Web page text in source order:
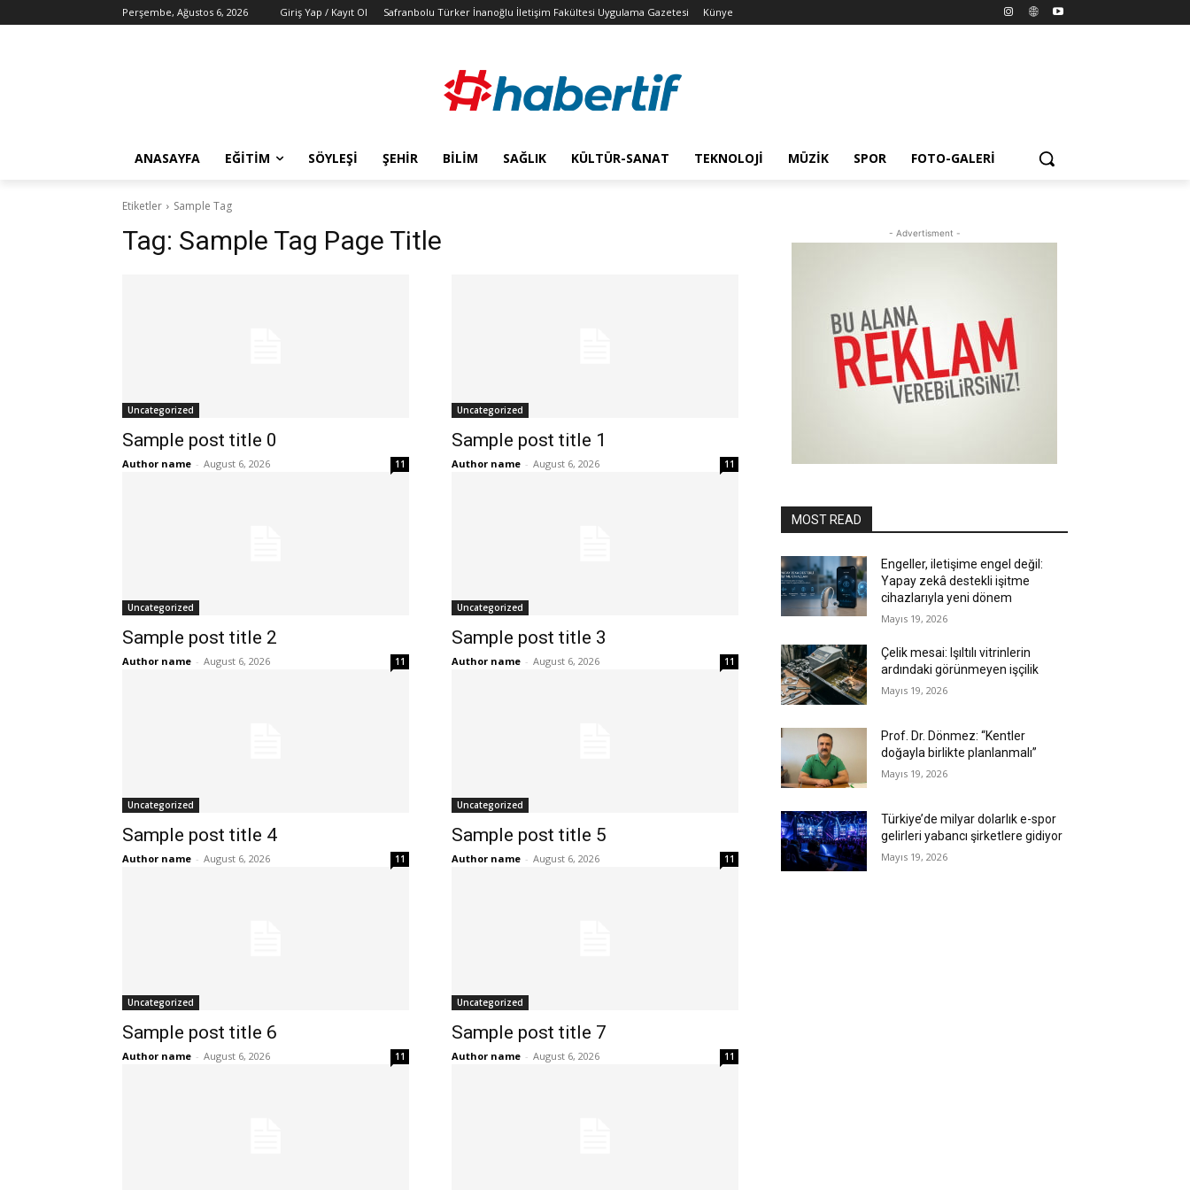
Perşembe, Ağustos 6, 2026 Giriş Yap / Kayıt Ol Safranbolu Türker İnanoğlu İletişim Fakültesi Uygulama Gazetesi Künye
ANASAYFA EĞITIM SÖYLEŞI ŞEHIR BILIM SAĞLIK KÜLTÜR-SANAT TEKNOLOJI MÜZIK SPOR FOTO-GALERI
Etiketler Sample Tag
Tag: Sample Tag Page Title
Uncategorized
Sample post title 0
Author name - August 6, 2026 11
Uncategorized
Sample post title 1
Author name - August 6, 2026 11
Uncategorized
Sample post title 2
Author name - August 6, 2026 11
Uncategorized
Sample post title 3
Author name - August 6, 2026 11
Uncategorized
Sample post title 4
Author name - August 6, 2026 11
Uncategorized
Sample post title 5
Author name - August 6, 2026 11
Uncategorized
Sample post title 6
Author name - August 6, 2026 11
Uncategorized
Sample post title 7
Author name - August 6, 2026 11
- Advertisment -
MOST READ
Engeller, iletişime engel değil:
Yapay zekâ destekli işitme
cihazlarıyla yeni dönem
Mayıs 19, 2026
Çelik mesai: Işıltılı vitrinlerin
ardındaki görünmeyen işçilik
Mayıs 19, 2026
Prof. Dr. Dönmez: “Kentler
doğayla birlikte planlanmalı”
Mayıs 19, 2026
Türkiye’de milyar dolarlık e-spor
gelirleri yabancı şirketlere gidiyor
Mayıs 19, 2026